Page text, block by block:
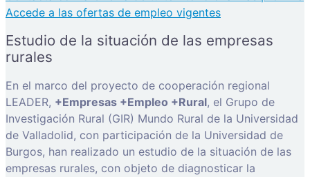
Accede a las ofertas de empleo vigentes
Estudio de la situación de las empresas
rurales
En el marco del proyecto de cooperación regional
LEADER, +Empresas +Empleo +Rural, el Grupo de
Investigación Rural (GIR) Mundo Rural de la Universidad
de Valladolid, con participación de la Universidad de
Burgos, han realizado un estudio de la situación de las
empresas rurales, con objeto de diagnosticar la